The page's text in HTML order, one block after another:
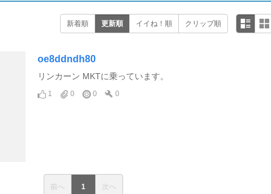
新着順 更新順 イイね！順 クリップ順
oe8ddndh80
リンカーン MKTに乗っています。
1 0 0 0
前へ 1 次へ